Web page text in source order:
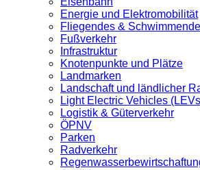
Energie und Elektromobilität
Fliegendes &
Fußverkehr
Infrastruktur
Knotenpunkte und Plätze
Landmarken
Landschaft und ländlicher
Light Electric Vehicles
Logistik & Güterverkehr
ÖPNV
Parken
Radverkehr